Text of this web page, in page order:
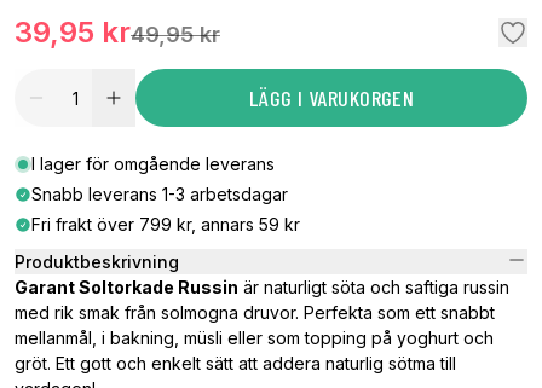
39,95 kr49,95 kr
LÄGG I VARUKORGEN
I lager för omgående leverans
Snabb leverans 1-3 arbetsdagar
Fri frakt över 799 kr, annars 59 kr
Produktbeskrivning
Garant Soltorkade Russin är naturligt söta och saftiga russin
med rik smak från solmogna druvor. Perfekta som ett snabbt
mellanmål, i bakning, müsli eller som topping på yoghurt och
gröt. Ett gott och enkelt sätt att addera naturlig sötma till